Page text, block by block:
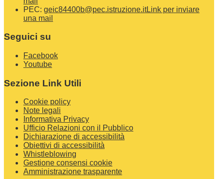
PEC: geic84400b@pec.istruzione.itLink per inviare
una mail
Seguici su
Facebook
Youtube
Sezione Link Utili
Cookie policy
Note legali
Informativa Privacy
Ufficio Relazioni con il Pubblico
Dichiarazione di accessibilità
Obiettivi di accessibilità
Whistleblowing
Gestione consensi cookie
Amministrazione trasparente